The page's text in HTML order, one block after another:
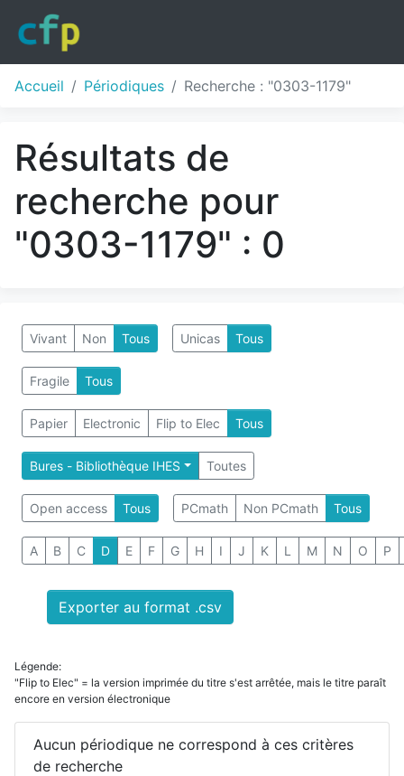
Accueil Périodiques Recherche : "0303-1179"
Résultats de
recherche pour
"0303-1179" : 0
Vivant Non Tous Unicas Tous
Fragile Tous
Papier Electronic Flip to Elec Tous
Bures - Bibliothèque IHES Toutes
Open access Tous PCmath Non PCmath Tous
A B C D E F G H I J K L M N O P
Exporter au format .csv
Légende:
"Flip to Elec" = la version imprimée du titre s'est arrêtée, mais le titre paraît
encore en version électronique
Aucun périodique ne correspond à ces critères
de recherche